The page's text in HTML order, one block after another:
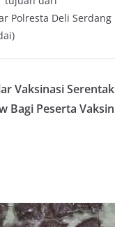
Polresta Deli Serdang
Vaksinasi Serentak
Bagi Peserta Vaksin